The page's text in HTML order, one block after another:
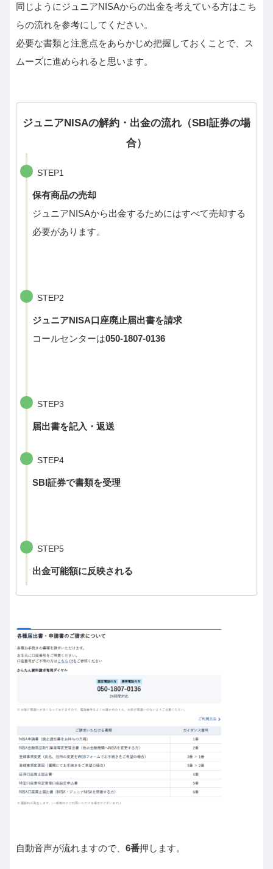
同じようにジュニアNISAからの出金を考えている方はこち
らの流れを参考にしてください。
必要な書類と注意点をあらかじめ把握しておくことで、ス
ムーズに進められると思います。
ジュニアNISAの解約・出金の流れ（SBI証券の場
合）
STEP1
保有商品の売却
ジュニアNISAから出金するためにはすべて売却する
必要があります。
STEP2
ジュニアNISA口座廃止届出書を請求
コールセンターは050-1807-0136
STEP3
届出書を記入・返送
STEP4
SBI証券で書類を受理
STEP5
出金可能額に反映される
自動音声が流れますので、 6番押します。